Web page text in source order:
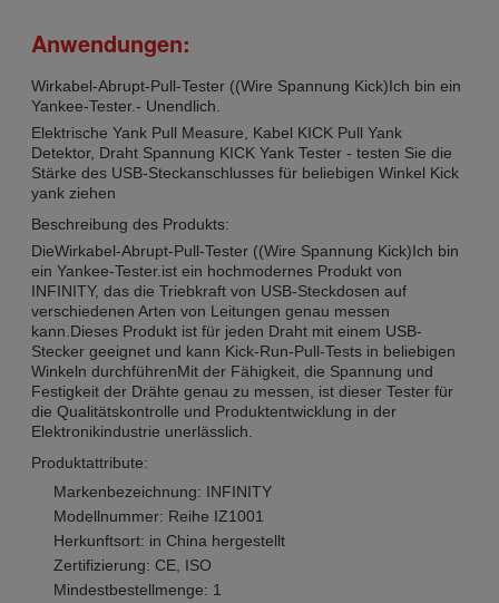
Anwendungen:
Wirkabel-Abrupt-Pull-Tester ((Wire Spannung Kick)Ich bin ein
Yankee-Tester.- Unendlich.
Elektrische Yank Pull Measure, Kabel KICK Pull Yank
Detektor, Draht Spannung KICK Yank Tester - testen Sie die
Stärke des USB-Steckanschlusses für beliebigen Winkel Kick
yank ziehen
Beschreibung des Produkts:
DieWirkabel-Abrupt-Pull-Tester ((Wire Spannung Kick)Ich bin
ein Yankee-Tester. ist ein hochmodernes Produkt von
INFINITY, das die Triebkraft von USB-Steckdosen auf
verschiedenen Arten von Leitungen genau messen
kann.Dieses Produkt ist für jeden Draht mit einem USB-
Stecker geeignet und kann Kick-Run-Pull-Tests in beliebigen
Winkeln durchführenMit der Fähigkeit, die Spannung und
Festigkeit der Drähte genau zu messen, ist dieser Tester für
die Qualitätskontrolle und Produktentwicklung in der
Elektronikindustrie unerlässlich.
Produktattribute:
Markenbezeichnung: INFINITY
Modellnummer: Reihe IZ1001
Herkunftsort: in China hergestellt
Zertifizierung: CE, ISO
Mindestbestellmenge: 1